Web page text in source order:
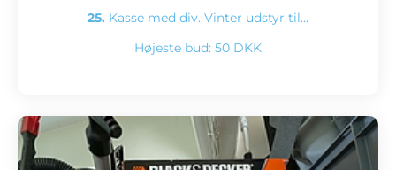
25. Kasse med div. Vinter udstyr til…
Højeste bud: 50 DKK